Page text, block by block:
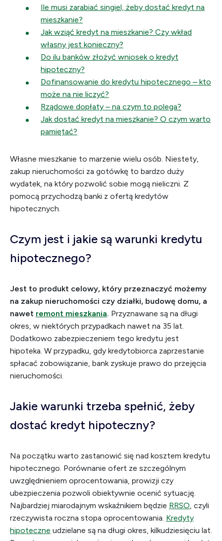
Ile musi zarabiać singiel, żeby dostać kredyt na
mieszkanie?
Jak wziąć kredyt na mieszkanie? Czy wkład
własny jest konieczny?
Do ilu banków złożyć wniosek o kredyt
hipoteczny?
Dofinansowanie do kredytu hipotecznego – kto
może na nie liczyć?
Rządowe dopłaty – na czym to polega?
Jak dostać kredyt na mieszkanie? O czym warto
pamiętać?
Własne mieszkanie to marzenie wielu osób. Niestety,
zakup nieruchomości za gotówkę to bardzo duży
wydatek, na który pozwolić sobie mogą nieliczni. Z
pomocą przychodzą banki z ofertą kredytów
hipotecznych.
Czym jest i jakie są warunki kredytu
hipotecznego?
Jest to produkt celowy, który przeznaczyć możemy
na zakup nieruchomości czy działki, budowę domu, a
nawet remont mieszkania. Przyznawane są na długi
okres, w niektórych przypadkach nawet na 35 lat.
Dodatkowo zabezpieczeniem tego kredytu jest
hipoteka. W przypadku, gdy kredytobiorca zaprzestanie
spłacać zobowiązanie, bank zyskuje prawo do przejęcia
nieruchomości.
Jakie warunki trzeba spełnić, żeby
dostać kredyt hipoteczny?
Na początku warto zastanowić się nad kosztem kredytu
hipotecznego. Porównanie ofert ze szczególnym
uwzględnieniem oprocentowania, prowizji czy
ubezpieczenia pozwoli obiektywnie ocenić sytuację.
Najbardziej miarodajnym wskaźnikiem będzie RRSO, czyli
rzeczywista roczna stopa oprocentowania. Kredyty
hipoteczne udzielane są na długi okres, kilkudziesięciu lat.